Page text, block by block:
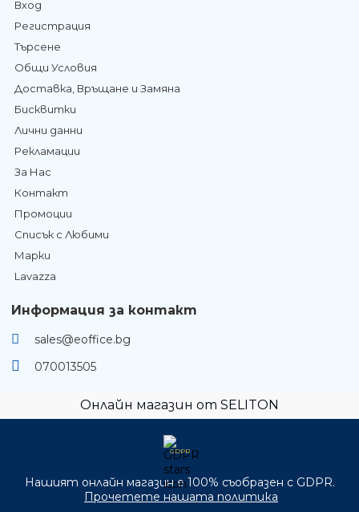
Вход
Регистрация
Търсене
Общи Условия
Доставка, Връщане и Замяна
Бисквитки
Лични данни
Рекламации
За Нас
Контакт
Промоции
Списък с Любими
Марки
Lavazza
Информация за контакт
sales@eoffice.bg
070013505
Онлайн магазин от SELITON
GDPR
Нашият онлайн магазин е 100% съобразен с GDPR.
Прочетете нашата политика